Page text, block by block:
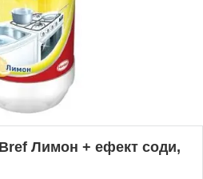
Лимон + ефект соди,